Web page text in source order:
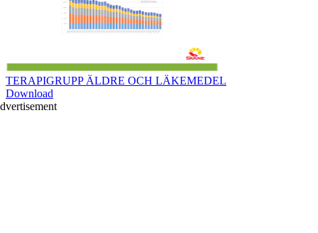
TERAPIGRUPP ÄLDRE OCH LÄKEMEDEL
Download